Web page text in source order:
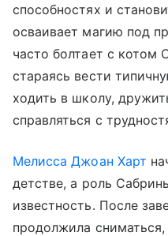
способностях и
осваивает магию под
часто болтает с котом
стараясь вести
ходить в школу,
справляться с
Мелисса Джоан Харт
детстве, а роль
известность. После
продолжила